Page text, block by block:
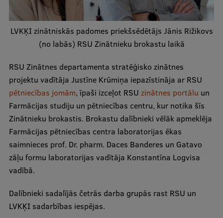
Studiju un vides pieejamība
Dati par 2025. gadu
Mūžizglītība
Ētikas un līdztiesības mācības
Atvērtā universitāte
Sagatavošanas kursi
Profesionālās pilnveides kursi
ESF kvalifikācijas celšanas kursi
LVKĶI zinātniskās padomes priekšsēdētājs Jānis Rižikovs
(no labās) RSU Zinātnieku brokastu laikā
RSU Zinātnes departamenta stratēģisko zinātnes
projektu vadītāja Justīne Krūmiņa iepazīstināja ar RSU
pētniecības jomām, īpaši izceļot RSU zinātnes portālu un
Farmācijas studiju un pētniecības centru, kur notika šīs
Zinātnieku brokastis. Brokastu dalībnieki vēlāk apmeklēja
Farmācijas pētniecības centra laboratorijas ēkas
saimnieces prof. Dr. pharm. Daces Banderes un Gatavo
zāļu formu laboratorijas vadītāja Konstantīna Logvisa
vadībā.
Dalībnieki sadalījās četrās darba grupās rast RSU un
LVKĶI sadarbības iespējas.